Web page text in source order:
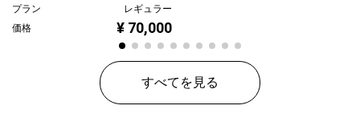
プラン
レギュラー
価格
¥ 70,000
すべてを見る